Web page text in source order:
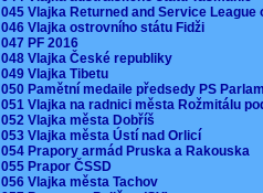
045 Vlajka Returned and Service
046 Vlajka ostrovního státu Fidži
047 PF 2016
048 Vlajka České republiky
049 Vlajka Tibetu
050 Pamětní medaile předsedy PS
051 Vlajka na radnici města Rožmitálu
052 Vlajka města Dobříš
053 Vlajka města Ústí nad Orlicí
054 Prapory armád Pruska a Rakouska
055 Prapor ČSSD
056 Vlajka města Tachov